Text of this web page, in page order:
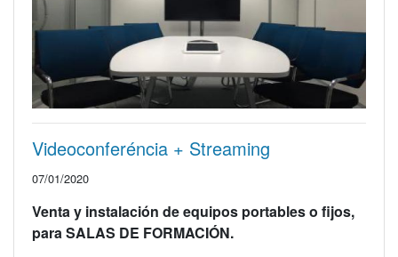
Videoconferéncia + Streaming
07/01/2020
Venta y instalación de equipos portables o fijos,
para SALAS DE FORMACIÓN.